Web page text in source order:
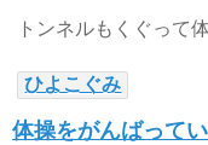
トンネルもくぐって
ひよこぐみ
体操をがんばって